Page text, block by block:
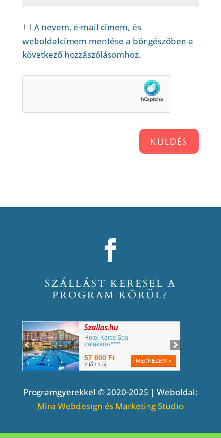
A nevem, e-mail címem, és
weboldalcímem mentése a böngészőben a
következő hozzászólásomhoz.
KÜLDÉS
SZÁLLÁST KERESEL A
PROGRAM KÖRÜL?
Programgyerekkel © 2020-2025 | Weboldal:
Mira Webdesign és Marketing Studio